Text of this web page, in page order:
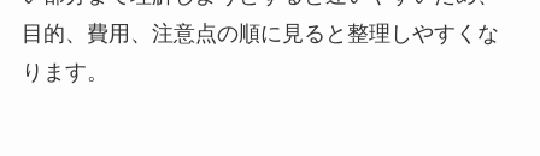
目的、費用、注意点の順に見ると整理しやすくな
ります。